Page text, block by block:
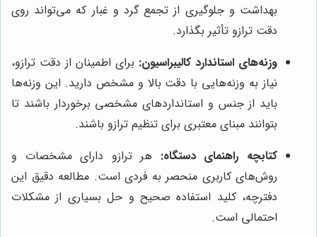
بهداشت و جلوگیری از تجمع گرد و غبار که می‌تواند روی
دقت ترازو تأثیر بگذارد.
وزنه‌های استاندارد کالیبراسیون: برای اطمینان از دقت ترازو،
نیاز به وزنه‌هایی با دقت بالا و مشخص دارید. این وزنه‌ها
باید از جنس و استانداردهای مشخصی برخوردار باشند تا
بتوانند مبنای معتبری برای تنظیم ترازو باشند.
کتابچه راهنمای دستگاه: هر ترازو دارای مشخصات و
روش‌های کاربری منحصر به فردی است. مطالعه دقیق این
دفترچه، کلید استفاده صحیح و حل بسیاری از مشکلات
احتمالی است.